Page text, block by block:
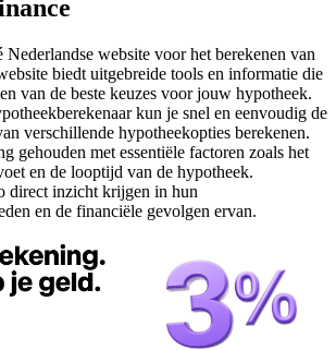
website voor het berekenen van
biedt uitgebreide tools en informatie die
van de beste keuzes voor jouw hypotheek.
kun je snel en eenvoudig de
verschillende hypotheekopties berekenen.
gehouden met essentiële factoren zoals het
en de looptijd van de hypotheek.
direct inzicht krijgen in hun
en de financiële gevolgen ervan.